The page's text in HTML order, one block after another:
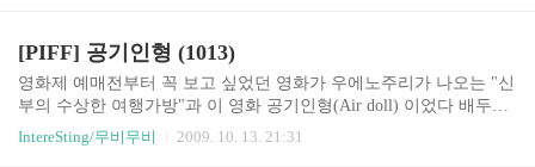
국 살인범을 만나 죽이게 된다 하지만 그 후유증으로 정신과 치료를
권유받고, 그는 경찰을 그만 두게되고 사설 탐정으로 일한다 그에게
걸려온 전화 한통 세계 최대 제약회사 회장의 아들 시타오(기무라
타쿠야)를 찾아달라는 말 그는 필리핀과 홍콩을 찾아다니며 그의 행
적을 뒤쫓는다 홍콩 조직의 두목..
[PIFF] 공기인형 (1013)
영화제 예매전부터 꼭 보고 싶었던 영화가 우에노주리가 나오는 "신
부의 수상한 여행가방"과 이 영화 공기인형(Air doll) 이었다 배두나
가 일본 영화가 출연한다기에 관심을 가지게 되었는데 GV가 있던 1
0일 표는 결국 구하지 못하고, 다른 시간대의 표를 구해서 보게되었
IntereSting/무비무비 2009. 10. 13. 21:31